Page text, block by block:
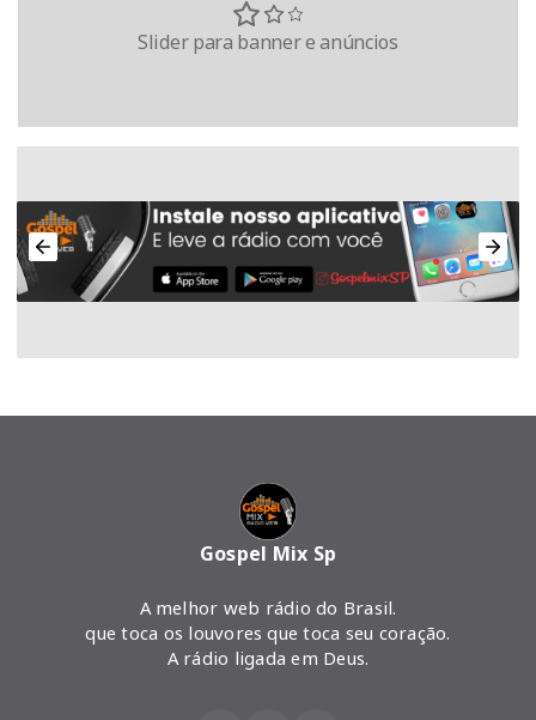
Slider para banner e anúncios
Gospel Mix Sp
A melhor web rádio do Brasil.
que toca os louvores que toca seu coração.
A rádio ligada em Deus.